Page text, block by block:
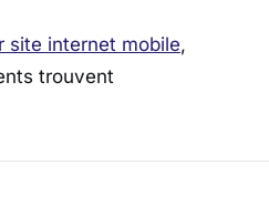
site internet mobile,
trouvent